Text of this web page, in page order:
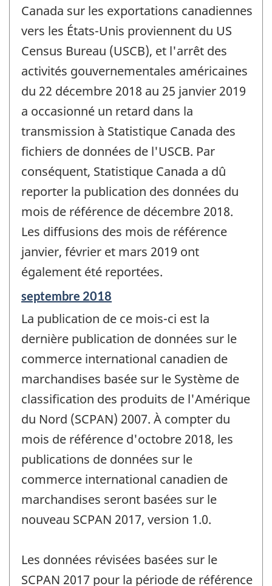
Canada sur les exportations canadiennes
vers les États-Unis proviennent du US
Census Bureau (USCB), et l'arrêt des
activités gouvernementales américaines
du 22 décembre 2018 au 25 janvier 2019
a occasionné un retard dans la
transmission à Statistique Canada des
fichiers de données de l'USCB. Par
conséquent, Statistique Canada a dû
reporter la publication des données du
mois de référence de décembre 2018.
Les diffusions des mois de référence
janvier, février et mars 2019 ont
également été reportées.
Période
référence
de
changement
-
septembre 2018
La publication de ce mois-ci est la
dernière publication de données sur le
commerce international canadien de
marchandises basée sur le Système de
classification des produits de l'Amérique
du Nord (SCPAN) 2007. À compter du
mois de référence d'octobre 2018, les
publications de données sur le
commerce international canadien de
marchandises seront basées sur le
nouveau SCPAN 2017, version 1.0.
Les données révisées basées sur le
SCPAN 2017 pour la période de référence